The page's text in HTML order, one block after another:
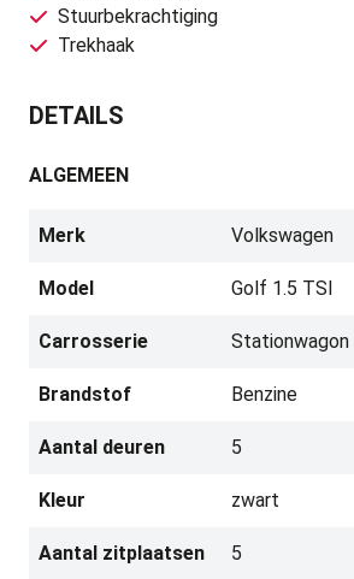
Stuurbekrachtiging
Trekhaak
DETAILS
ALGEMEEN
Merk Volkswagen
Model Golf 1.5 TSI
Carrosserie Stationwagon
Brandstof Benzine
Aantal deuren 5
Kleur zwart
Aantal zitplaatsen 5